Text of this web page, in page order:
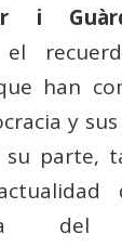
i
el
han
y
parte,
del